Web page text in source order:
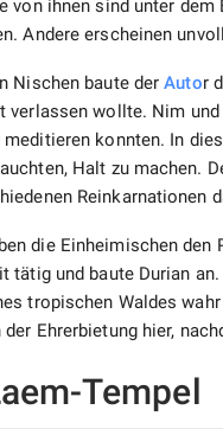
von ihnen sind unter
Andere erscheinen
Nischen baute derAutor
verlassen wollte. Nim
meditieren konnten. In
Halt zu machen.
Reinkarnationen
die Einheimischen
tätig und baute Durian
tropischen Waldes
Ehrerbietung hier,
Tempel